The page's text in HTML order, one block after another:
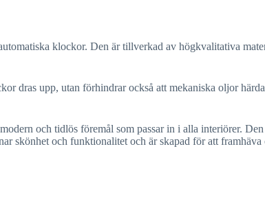
klockor. Den är tillverkad av högkvalitativa
dras upp, utan förhindrar också att mekaniska oljor
och tidlös föremål som passar in i alla interiörer.
och funktionalitet och är skapad för att framhäva